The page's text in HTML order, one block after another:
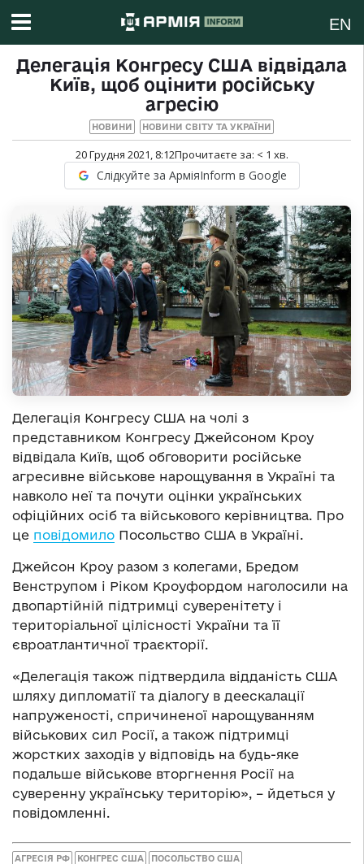
EN
Делегація Конгресу США відвідала
Київ, щоб оцінити російську
агресію
НОВИНИ НОВИНИ СВІТУ ТА УКРАЇНИ
20 Грудня 2021, 8:12Прочитаєте за: < 1 хв.
Слідкуйте за АрміяInform в Google
Делегація Конгресу США на чолі з
представником Конгресу Джейсоном Кроу
відвідала Київ, щоб обговорити російське
агресивне військове нарощування в Україні та
навколо неї та почути оцінки українських
офіційних осіб та військового керівництва. Про
це повідомило Посольство США в Україні.
Джейсон Кроу разом з колегами, Бредом
Венструпом і Ріком Кроуфордом наголосили на
двопартійній підтримці суверенітету і
територіальної цілісності України та її
євроатлантичної траєкторії.
«Делегація також підтвердила відданість США
шляху дипломатії та діалогу в деескалації
напруженості, спричиненої нарощуванням
військових сил Росії, а також підтримці
жорстких заходів у відповідь на будь-яке
подальше військове вторгнення Росії на
суверенну українську територію», – йдеться у
повідомленні.
АГРЕСІЯ РФ КОНГРЕС США ПОСОЛЬСТВО США